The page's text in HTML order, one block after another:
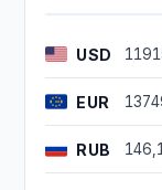
USD
EUR
RUB